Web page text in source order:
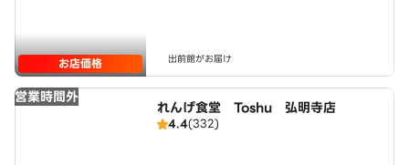
お店価格 出前館がお届け
営業時間外
れんげ食堂 Toshu 弘明寺店
4.4(332)